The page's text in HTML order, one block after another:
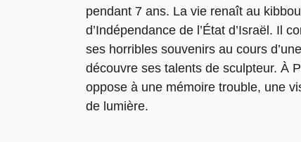
pendant 7 ans. La vie renaît au
d’Indépendance de l’État d’Israël. Il
ses horribles souvenirs au cours
découvre ses talents de sculpteur. À
oppose à une mémoire trouble, une
de lumière.